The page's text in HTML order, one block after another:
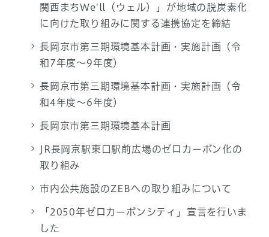
関西まちWe'll（ウェル）」が地域の脱炭素化
に向けた取り組みに関する連携協定を締結
長岡京市第三期環境基本計画・実施計画（令
和7年度～9年度）
長岡京市第三期環境基本計画・実施計画（令
和4年度～6年度）
長岡京市第三期環境基本計画
JR長岡京駅東口駅前広場のゼロカーボン化の
取り組み
市内公共施設のZEBへの取り組みについて
「2050年ゼロカーボンシティ」宣言を行いま
した